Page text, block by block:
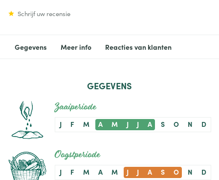
Schrijf uw recensie
Gegevens Meer info Reacties van klanten
GEGEVENS
Zaaiperiode
J F M A M J J A S O N D
Oogstperiode
J F M A M J J A S O N D